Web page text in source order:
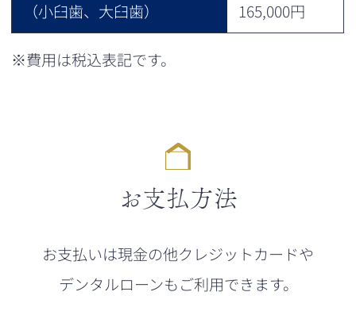
（小臼歯、大臼歯）
165,000円
※費用は税込表記です。
お支払方法
お支払いは現金の他クレジットカードや
デンタルローンもご利用できます。